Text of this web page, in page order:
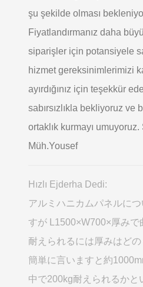
şu şekilde olması
Fiyatlandırmanız daha
siparişler için potansiyele
hizmet gereksinimlerimizi
ayırdığınız için teşekkür
sabırsızlıkla bekliyoruz ve
ortaklık kurmayı umuyoruz.
Müh.Yousef
Hızlı Ejderha Dedi:
アルミハニカムパネルに
すが L1500×W700×厚みで
耐えられるには厚みはど
簡単に言いますと約
中で200kg耐えられるかと